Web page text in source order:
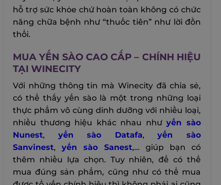
hỗ trợ sức khỏe chứ hoàn toàn không có chức
năng chữa bệnh như “thuốc tiên” như lời đồn
thổi.
MUA YẾN SÀO CAO CẤP – CHÍNH HIỆU
TẠI WINECITY
Với những thông tin mà Winecity đã chia sẻ,
có thể thấy yến sào là một trong những loại
thực phẩm vô cùng dinh dưỡng với nhiều loại,
nhiều thương hiệu khác nhau nhưyến sào
Nunest, yến sào Datafa,yến sào
Sanvinest, yến sào Sanest,… giúp bạn có
thêm nhiều lựa chọn. Tuy nhiên, để có thể
mua đúng sản phẩm, cũng như có thể mua